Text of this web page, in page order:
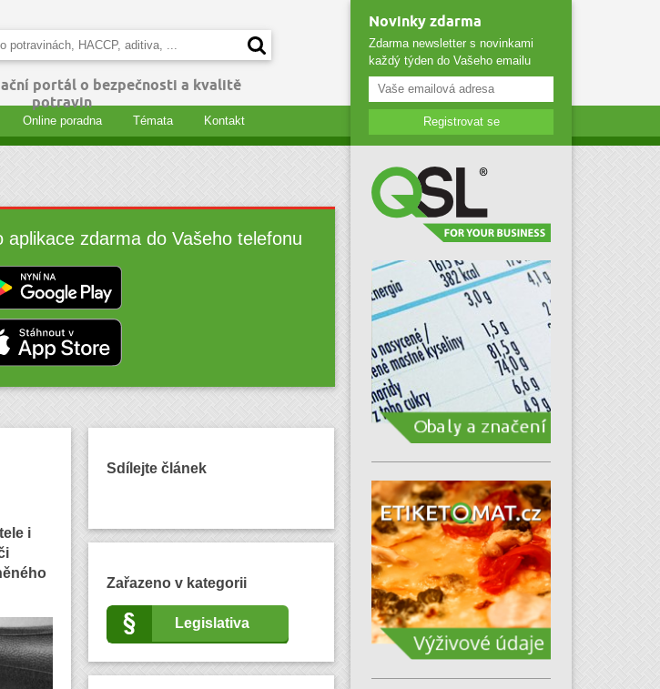
portál o bezpečnosti a kvalitě
potravin
Online poradna Témata Kontakt
aplikace zdarma do Vašeho telefonu
i
Sdílejte článek
Zařazeno v kategorii
Legislativa
Novinky zdarma
Zdarma newsletter s novinkami
každý týden do Vašeho emailu
Registrovat se